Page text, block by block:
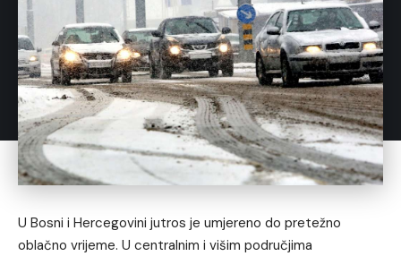
U Bosni i Hercegovini jutros je umjereno do pretežno
oblačno vrijeme. U centralnim i višim područjima